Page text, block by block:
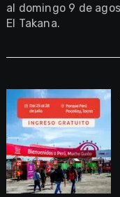
al domingo 9 de
El Takana.